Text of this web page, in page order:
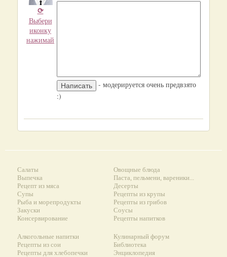
⟳
Выбери
иконку
нажимай
- модерируется очень предвзято
:)
Салаты
Выпечка
Рецепт из мяса
Супы
Рыба и морепродукты
Закуски
Консервирование
Овощные блюда
Паста, пельмени, вареники...
Десерты
Рецепты из крупы
Рецепты из грибов
Соусы
Рецепты напитков
Алкогольные напитки
Рецепты из сои
Рецепты для хлебопечки
Кулинарный форум
Библиотека
Энциклопедия